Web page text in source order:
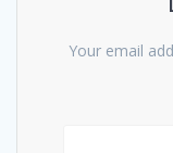
Your email